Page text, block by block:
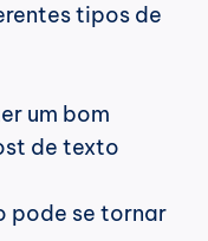
tipos de
um bom
de texto
pode se tornar